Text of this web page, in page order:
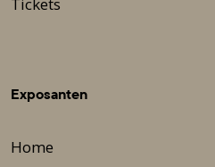
Tickets
Exposanten
Home